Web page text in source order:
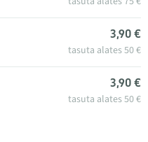
3,90 €
tasuta alates 50 €
3,90 €
tasuta alates 50 €